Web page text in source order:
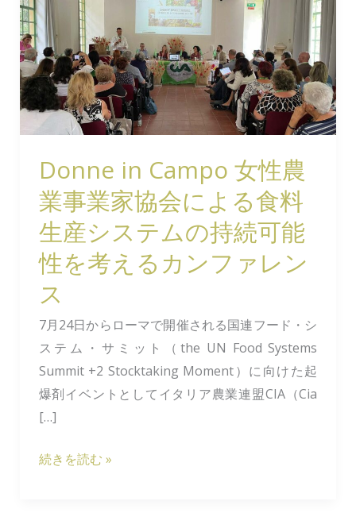
Donne in Campo 女性農
業事業家協会による食料
生産システムの持続可能
性を考えるカンファレン
ス
7月24日からローマで開催される国連フード・シ
ステム・サミット（the UN Food Systems
Summit +2 Stocktaking Moment）に向けた起
爆剤イベントとしてイタリア農業連盟CIA（Cia
[…]
Campo
女
性
農
業
家
協
会
に
よ
る
料
生
産
シ
ス
テ
続きを読む »